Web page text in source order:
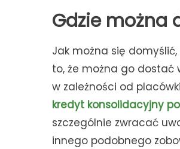
Gdzie można
Jak można się
to, że można go dostać
w zależności od
kredyt konsolidacyjny
szczególnie zwracać
innego podobnego